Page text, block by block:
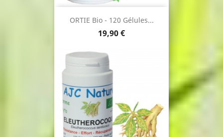
ORTIE Bio - 120 Gélules...
Prix
19,90 €